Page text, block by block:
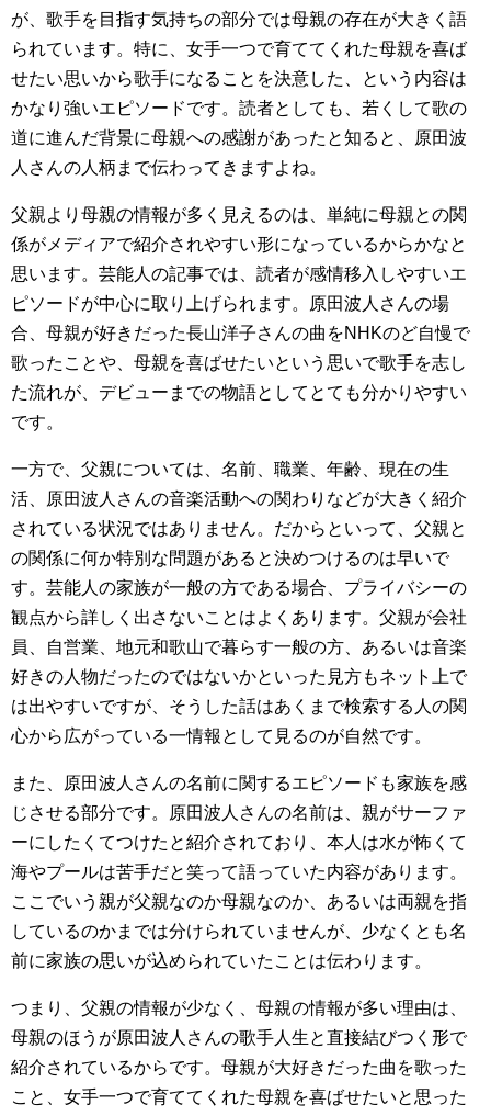
が、歌手を目指す気持ちの部分では母親の存在が大きく語
られています。特に、女手一つで育ててくれた母親を喜ば
せたい思いから歌手になることを決意した、という内容は
かなり強いエピソードです。読者としても、若くして歌の
道に進んだ背景に母親への感謝があったと知ると、原田波
人さんの人柄まで伝わってきますよね。
父親より母親の情報が多く見えるのは、単純に母親との関
係がメディアで紹介されやすい形になっているからかなと
思います。芸能人の記事では、読者が感情移入しやすいエ
ピソードが中心に取り上げられます。原田波人さんの場
合、母親が好きだった長山洋子さんの曲をNHKのど自慢で
歌ったことや、母親を喜ばせたいという思いで歌手を志し
た流れが、デビューまでの物語としてとても分かりやすい
です。
一方で、父親については、名前、職業、年齢、現在の生
活、原田波人さんの音楽活動への関わりなどが大きく紹介
されている状況ではありません。だからといって、父親と
の関係に何か特別な問題があると決めつけるのは早いで
す。芸能人の家族が一般の方である場合、プライバシーの
観点から詳しく出さないことはよくあります。父親が会社
員、自営業、地元和歌山で暮らす一般の方、あるいは音楽
好きの人物だったのではないかといった見方もネット上で
は出やすいですが、そうした話はあくまで検索する人の関
心から広がっている一情報として見るのが自然です。
また、原田波人さんの名前に関するエピソードも家族を感
じさせる部分です。原田波人さんの名前は、親がサーファ
ーにしたくてつけたと紹介されており、本人は水が怖くて
海やプールは苦手だと笑って語っていた内容があります。
ここでいう親が父親なのか母親なのか、あるいは両親を指
しているのかまでは分けられていませんが、少なくとも名
前に家族の思いが込められていたことは伝わります。
つまり、父親の情報が少なく、母親の情報が多い理由は、
母親のほうが原田波人さんの歌手人生と直接結びつく形で
紹介されているからです。母親が大好きだった曲を歌った
こと、女手一つで育ててくれた母親を喜ばせたいと思った